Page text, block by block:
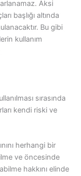
Aksi
başlığı altında
Bu gibi
kullanım
sırasında
kendi riski ve
herhangi bir
ve öncesinde
hakkını elinde